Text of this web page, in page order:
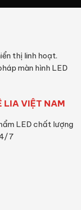
thị linh hoạt.
màn hình LED
LIA VIỆT NAM
LED chất lượng
7